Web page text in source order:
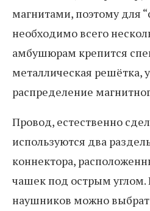
магнитами, поэтому для
необходимо всего
амбушюрам крепится
металлическая решётка,
распределение
Провод, естественно
используются два
коннектора,
чашек под острым углом.
наушников можно